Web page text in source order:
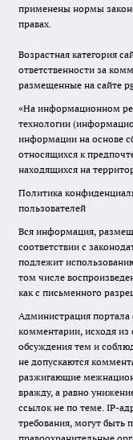
применены нормы
правах.
Возрастная категория
ответственности за
размещенные на сайте
«На информационном
технологии
информации на основе
относящихся к
находящихся на
Политика
пользователей
Вся информация,
соответствии с
подлежит
том числе
как с письменного
Администрация портала
комментарии, исходя из
обсуждения тем и
не допускаются
разжигающие
вражду, а равно
ссылок не по теме. IP-
требования, могут быть